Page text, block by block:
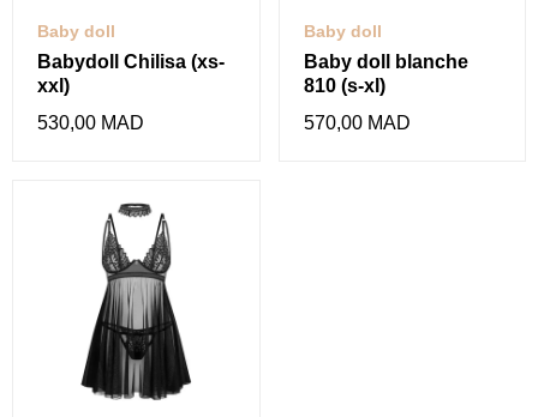
Babydoll Chilisa (xs-
xxl)
Baby doll
530,00 MAD
Baby doll blanche
810 (s-xl)
Baby doll
570,00 MAD